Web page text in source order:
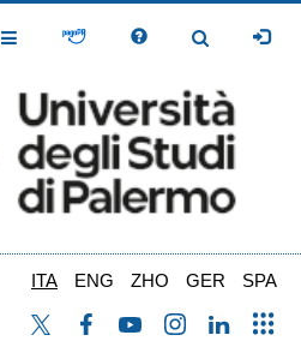
Toggle
Toggle
ITA ENG ZHO GER SPA